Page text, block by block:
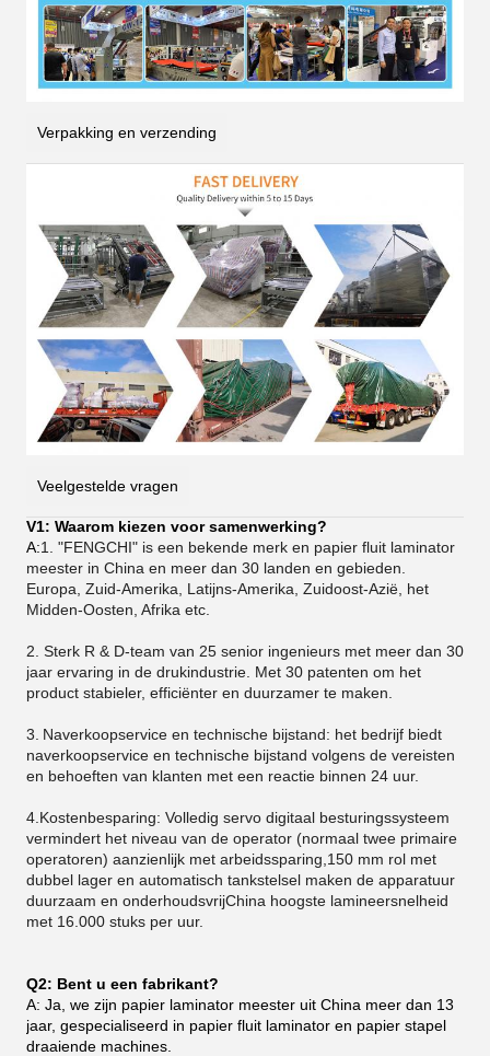
Verpakking en verzending
Veelgestelde vragen
V1: Waarom kiezen voor samenwerking?
A:1. "FENGCHI" is een bekende merk en papier fluit laminator
meester in China en meer dan 30 landen en gebieden.
Europa, Zuid-Amerika, Latijns-Amerika, Zuidoost-Azië, het
Midden-Oosten, Afrika etc.
2. Sterk R & D-team van 25 senior ingenieurs met meer dan 30
jaar ervaring in de drukindustrie. Met 30 patenten om het
product stabieler, efficiënter en duurzamer te maken.
3. Naverkoopservice en technische bijstand: het bedrijf biedt
naverkoopservice en technische bijstand volgens de vereisten
en behoeften van klanten met een reactie binnen 24 uur.
4.Kostenbesparing: Volledig servo digitaal besturingssysteem
vermindert het niveau van de operator (normaal twee primaire
operatoren) aanzienlijk met arbeidssparing,150 mm rol met
dubbel lager en automatisch tankstelsel maken de apparatuur
duurzaam en onderhoudsvrijChina hoogste lamineersnelheid
met 16.000 stuks per uur.
Q2: Bent u een fabrikant?
A: Ja, we zijn papier laminator meester uit China meer dan 13
jaar, gespecialiseerd in papier fluit laminator en papier stapel
draaiende machines.